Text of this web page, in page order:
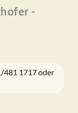
-
481 1717 oder